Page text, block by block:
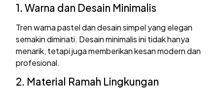
1. Warna dan Desain Minimalis
Tren warna pastel dan desain simpel yang elegan
semakin diminati. Desain minimalis ini tidak hanya
menarik, tetapi juga memberikan kesan modern dan
profesional.
2. Material Ramah Lingkungan